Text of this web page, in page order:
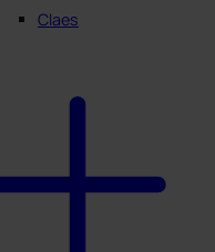
Claes